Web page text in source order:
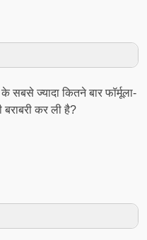
ज्यादा कितने बार फॉर्मूला-
बराबरी कर ली है?